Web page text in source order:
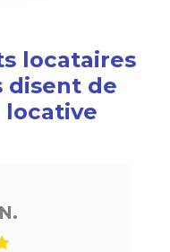
locataires
disent de